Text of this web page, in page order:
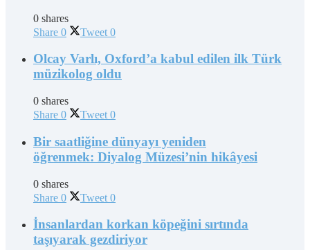
0 shares
Share 0 Tweet 0
Olcay Varlı, Oxford’a kabul edilen ilk Türk
müzikolog oldu
0 shares
Share 0 Tweet 0
Bir saatliğine dünyayı yeniden
öğrenmek: Diyalog Müzesi’nin hikâyesi
0 shares
Share 0 Tweet 0
İnsanlardan korkan köpeğini sırtında
taşıyarak gezdiriyor